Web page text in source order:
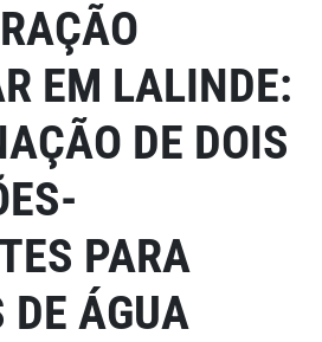
EM LALINDE:
DE DOIS
PARA
DE ÁGUA